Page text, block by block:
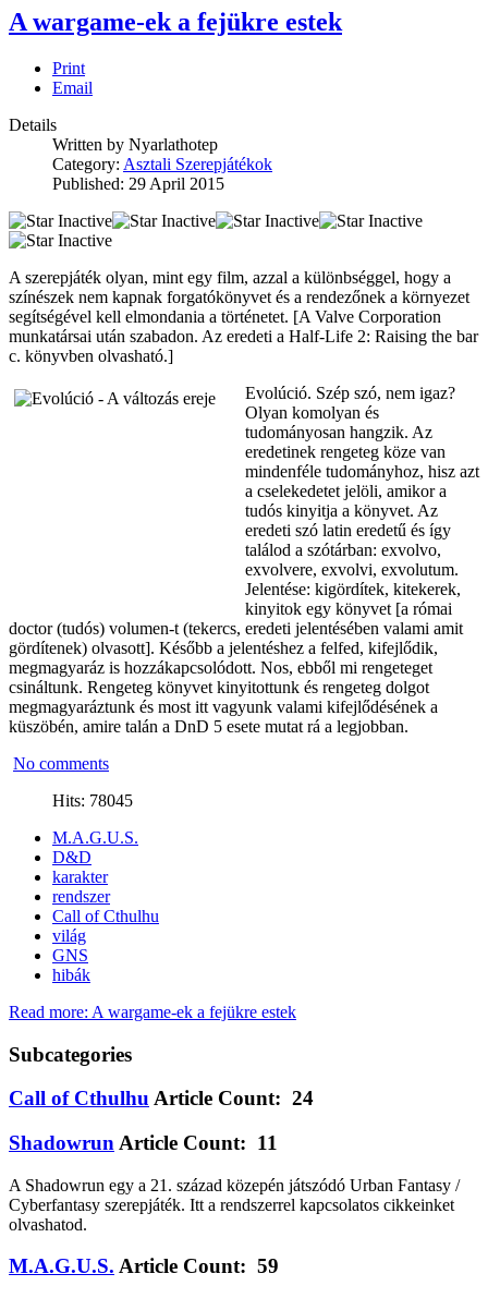
A wargame-ek a fejükre estek
Print
Email
Details
Written by Nyarlathotep
Category: Asztali Szerepjátékok
Published: 29 April 2015
A szerepjáték olyan, mint egy film, azzal a különbséggel, hogy a
színészek nem kapnak forgatókönyvet és a rendezőnek a környezet
segítségével kell elmondania a történetet. [A Valve Corporation
munkatársai után szabadon. Az eredeti a Half-Life 2: Raising the bar
c. könyvben olvasható.]
Evolúció. Szép szó, nem igaz?
Olyan komolyan és
tudományosan hangzik. Az
eredetinek rengeteg köze van
mindenféle tudományhoz, hisz azt
a cselekedetet jelöli, amikor a
tudós kinyitja a könyvet. Az
eredeti szó latin eredetű és így
találod a szótárban: exvolvo,
exvolvere, exvolvi, exvolutum.
Jelentése: kigördítek, kitekerek,
kinyitok egy könyvet [a római
doctor (tudós) volumen-t (tekercs, eredeti jelentésében valami amit
gördítenek) olvasott]. Később a jelentéshez a felfed, kifejlődik,
megmagyaráz is hozzákapcsolódott. Nos, ebből mi rengeteget
csináltunk. Rengeteg könyvet kinyitottunk és rengeteg dolgot
megmagyaráztunk és most itt vagyunk valami kifejlődésének a
küszöbén, amire talán a DnD 5 esete mutat rá a legjobban.
No comments
Hits: 78045
M.A.G.U.S.
D&D
karakter
rendszer
Call of Cthulhu
világ
GNS
hibák
Read more: A wargame-ek a fejükre estek
Subcategories
Call of Cthulhu Article Count: 24
Shadowrun Article Count: 11
A Shadowrun egy a 21. század közepén játszódó Urban Fantasy /
Cyberfantasy szerepjáték. Itt a rendszerrel kapcsolatos cikkeinket
olvashatod.
M.A.G.U.S. Article Count: 59